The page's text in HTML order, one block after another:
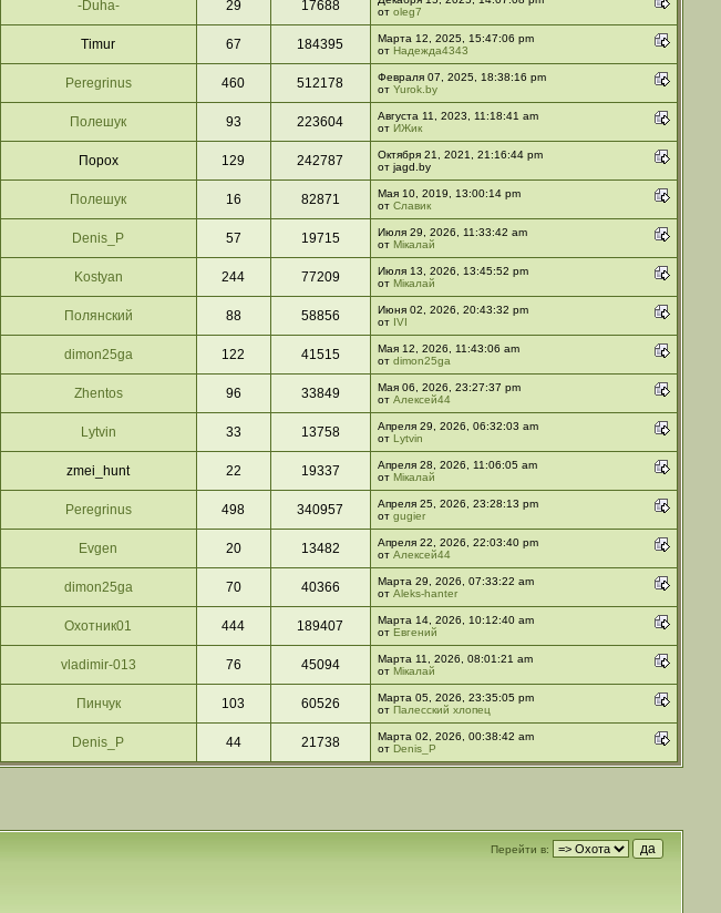
-Duha- 29 17688
от oleg7
Timur 67 184395
Марта 12, 2025, 15:47:06 pm
от Надежда4343
Peregrinus 460 512178
Февраля 07, 2025, 18:38:16 pm
от Yurok.by
Полешук 93 223604
Августа 11, 2023, 11:18:41 am
от ИЖик
Порох 129 242787
Октября 21, 2021, 21:16:44 pm
от jagd.by
Полешук 16 82871
Мая 10, 2019, 13:00:14 pm
от Славик
Denis_P 57 19715
Июля 29, 2026, 11:33:42 am
от Мікалай
Kostyan 244 77209
Июля 13, 2026, 13:45:52 pm
от Мікалай
Полянский 88 58856
Июня 02, 2026, 20:43:32 pm
от IVI
dimon25ga 122 41515
Мая 12, 2026, 11:43:06 am
от dimon25ga
Zhentos 96 33849
Мая 06, 2026, 23:27:37 pm
от Алексей44
Lytvin 33 13758
Апреля 29, 2026, 06:32:03 am
от Lytvin
zmei_hunt 22 19337
Апреля 28, 2026, 11:06:05 am
от Мікалай
Peregrinus 498 340957
Апреля 25, 2026, 23:28:13 pm
от gugier
Evgen 20 13482
Апреля 22, 2026, 22:03:40 pm
от Алексей44
dimon25ga 70 40366
Марта 29, 2026, 07:33:22 am
от Aleks-hanter
Охотник01 444 189407
Марта 14, 2026, 10:12:40 am
от Евгений
vladimir-013 76 45094
Марта 11, 2026, 08:01:21 am
от Мікалай
Пинчук 103 60526
Марта 05, 2026, 23:35:05 pm
от Палесский хлопец
Denis_P 44 21738
Марта 02, 2026, 00:38:42 am
от Denis_P
Перейти в: